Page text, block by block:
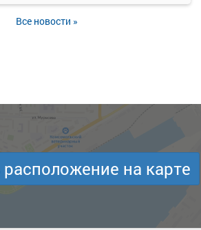
Все новости »
на карте